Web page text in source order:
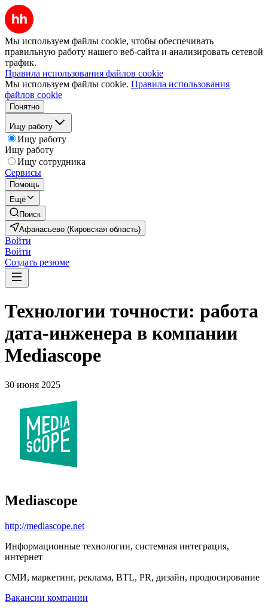
Мы используем файлы cookie, чтобы обеспечивать
правильную работу нашего веб-сайта и анализировать сетевой
трафик.
Правила использования файлов cookie
Мы используем файлы cookie. Правила использования
файлов cookie
Понятно
Ищу работу
Ищу работу
Ищу работу
Ищу сотрудника
Сервисы
Помощь
Ещё
Поиск
Афанасьево (Кировская область)
Войти
Войти
Создать резюме
Технологии точности: работа
дата-инженера в компании
Mediascope
30 июня 2025
Mediascope
http://mediascope.net
Информационные технологии, системная интеграция,
интернет
СМИ, маркетинг, реклама, BTL, PR, дизайн, продюсирование
Вакансии компании